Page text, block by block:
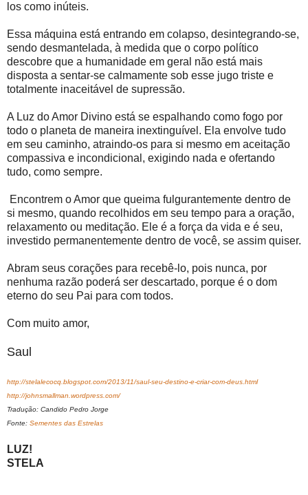
los como inúteis.
Essa máquina está entrando em colapso, desintegrando-se,
sendo desmantelada, à medida que o corpo político
descobre que a humanidade em geral não está mais
disposta a sentar-se calmamente sob esse jugo triste e
totalmente inaceitável de supressão.
A Luz do Amor Divino está se espalhando como fogo por
todo o planeta de maneira inextinguível. Ela envolve tudo
em seu caminho, atraindo-os para si mesmo em aceitação
compassiva e incondicional, exigindo nada e ofertando
tudo, como sempre.
Encontrem o Amor que queima fulgurantemente dentro de
si mesmo, quando recolhidos em seu tempo para a oração,
relaxamento ou meditação. Ele é a força da vida e é seu,
investido permanentemente dentro de você, se assim quiser.
Abram seus corações para recebê-lo, pois nunca, por
nenhuma razão poderá ser descartado, porque é o dom
eterno do seu Pai para com todos.
Com muito amor,
Saul
http://stelalecocq.blogspot.com/2013/11/saul-seu-destino-e-criar-com-deus.html
http://johnsmallman.wordpress.com/
Tradução: Candido Pedro Jorge
Fonte: Sementes das Estrelas
LUZ!
STELA